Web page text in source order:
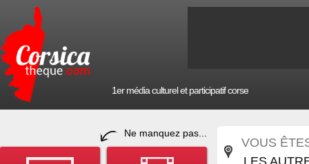
1er média culturel et participatif corse
Ne manquez pas...
VOUS
LES